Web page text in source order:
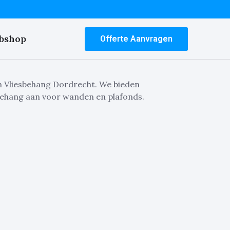
Offerte Aanvragen